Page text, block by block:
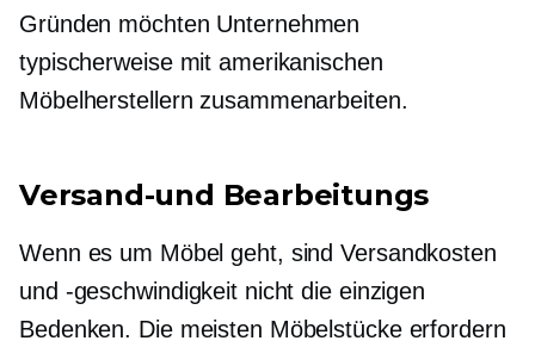
Gründen möchten Unternehmen
typischerweise mit amerikanischen
Möbelherstellern zusammenarbeiten.
Versand-und Bearbeitungs
Wenn es um Möbel geht, sind Versandkosten
und -geschwindigkeit nicht die einzigen
Bedenken. Die meisten Möbelstücke erfordern